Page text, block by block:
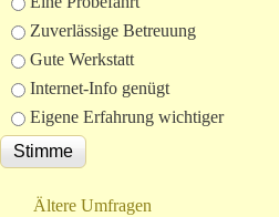
Zuverlässige Betreuung
Gute Werkstatt
Internet-Info genügt
Eigene Erfahrung wichtiger
Ältere Umfragen